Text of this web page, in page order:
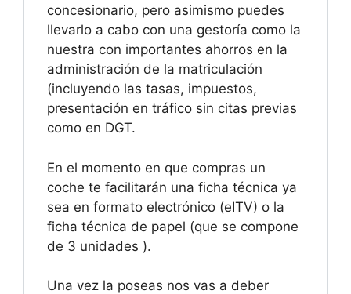
concesionario, pero asimismo puedes
llevarlo a cabo con una gestoría como la
nuestra con importantes ahorros en la
administración de la matriculación
(incluyendo las tasas, impuestos,
presentación en tráfico sin citas previas
como en DGT.
En el momento en que compras un
coche te facilitarán una ficha técnica ya
sea en formato electrónico (eITV) o la
ficha técnica de papel (que se compone
de 3 unidades ).
Una vez la poseas nos vas a deber